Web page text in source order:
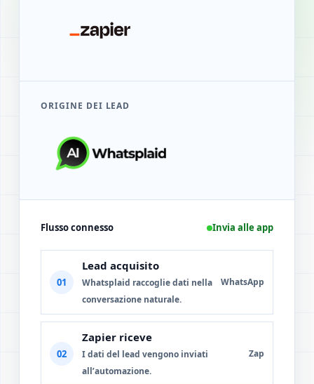
ORIGINE DEI LEAD
Flusso connesso Invia alle app
01
Lead acquisito
Whatsplaid raccoglie dati nella
conversazione naturale.
WhatsApp
02
Zapier riceve
I dati del lead vengono inviati
all’automazione.
Zap